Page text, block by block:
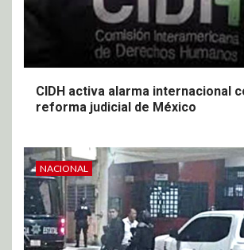
CIDH activa alarma internacional
reforma judicial de México
NACIONAL